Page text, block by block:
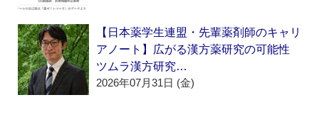
【日本薬学生連盟・先輩薬剤師のキャリ
アノート】広がる漢方薬研究の可能性
ツムラ漢方研究…
2026年07月31日 (金)